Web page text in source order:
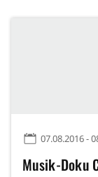
07.08.2016 -
Musik-Doku